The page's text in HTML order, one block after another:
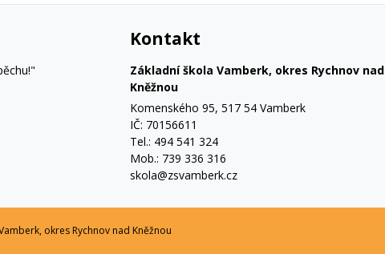
Kontakt
Základní škola Vamberk, okres Rychnov nad
Kněžnou
Komenského 95, 517 54 Vamberk
IČ: 70156611
Tel.: 494 541 324
Mob.: 739 336 316
skola@zsvamberk.cz
okres Rychnov nad Kněžnou